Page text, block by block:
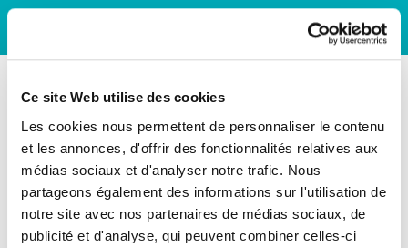
Ce site Web utilise des cookies
Les cookies nous permettent de personnaliser le contenu
et les annonces, d'offrir des fonctionnalités relatives aux
médias sociaux et d'analyser notre trafic. Nous
partageons également des informations sur l'utilisation de
notre site avec nos partenaires de médias sociaux, de
publicité et d'analyse, qui peuvent combiner celles-ci